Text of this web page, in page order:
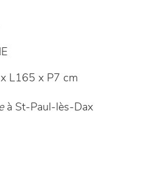
L165 x P7 cm
à St-Paul-lès-Dax